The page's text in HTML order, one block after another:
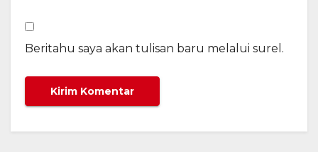
Beritahu saya akan tulisan baru melalui surel.